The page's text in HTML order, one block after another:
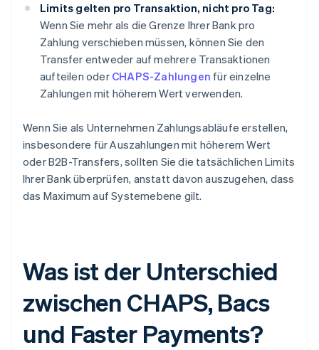
Limits gelten pro Transaktion, nicht pro Tag:
Wenn Sie mehr als die Grenze Ihrer Bank pro
Zahlung verschieben müssen, können Sie den
Transfer entweder auf mehrere Transaktionen
aufteilen oder CHAPS-Zahlungen für einzelne
Zahlungen mit höherem Wert verwenden.
Wenn Sie als Unternehmen Zahlungsabläufe erstellen,
insbesondere für Auszahlungen mit höherem Wert
oder B2B-Transfers, sollten Sie die tatsächlichen Limits
Ihrer Bank überprüfen, anstatt davon auszugehen, dass
das Maximum auf Systemebene gilt.
Was ist der Unterschied
zwischen CHAPS, Bacs
und Faster Payments?